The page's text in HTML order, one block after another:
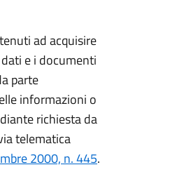
ad acquisire
e i documenti
parte
informazioni o
richiesta da
telematica
2000, n. 445.